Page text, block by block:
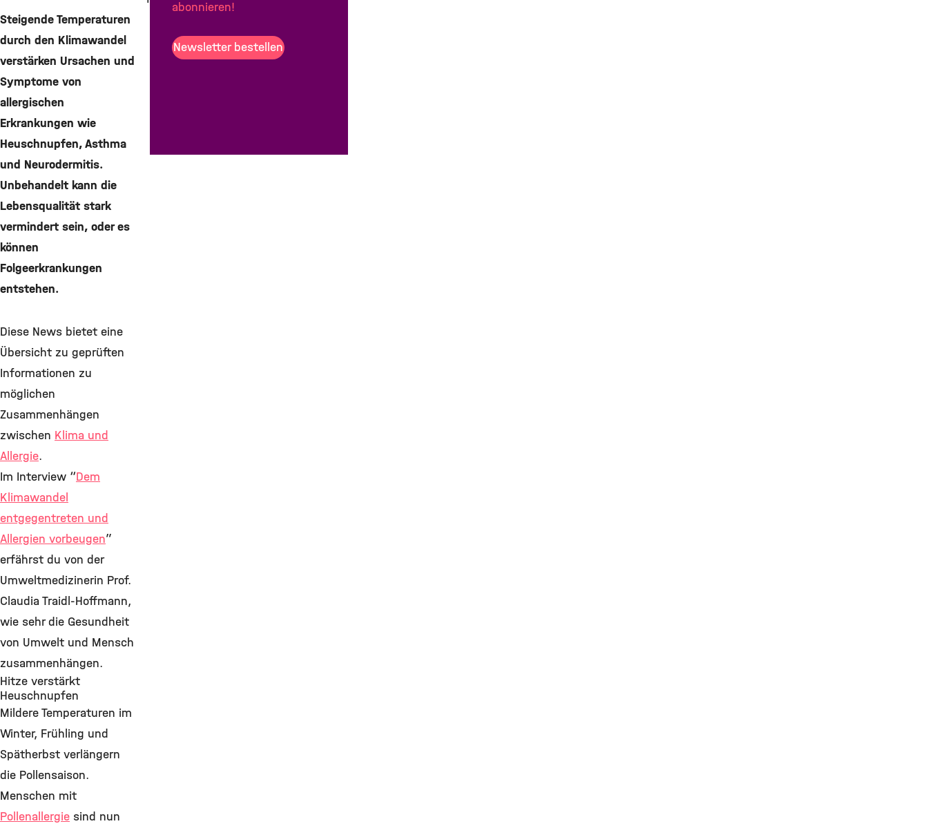
Steigende Temperaturen
durch den Klimawandel
verstärken Ursachen und
Symptome von
allergischen
Erkrankungen wie
Heuschnupfen, Asthma
und Neurodermitis.
Unbehandelt kann die
Lebensqualität stark
vermindert sein, oder es
können
Folgeerkrankungen
entstehen.
Diese News bietet eine
Übersicht zu geprüften
Informationen zu
möglichen
Zusammenhängen
zwischen Klima und
Allergie.
Im Interview “Dem
Klimawandel
entgegentreten und
Allergien vorbeugen”
erfährst du von der
Umweltmedizinerin Prof.
Claudia Traidl-Hoffmann,
wie sehr die Gesundheit
von Umwelt und Mensch
zusammenhängen.
Hitze verstärkt
Heuschnupfen
Mildere Temperaturen im
Winter, Frühling und
Spätherbst verlängern
die Pollensaison.
Menschen mit
Pollenallergie sind nun
Teilen
abonnieren!
Newsletter bestellen